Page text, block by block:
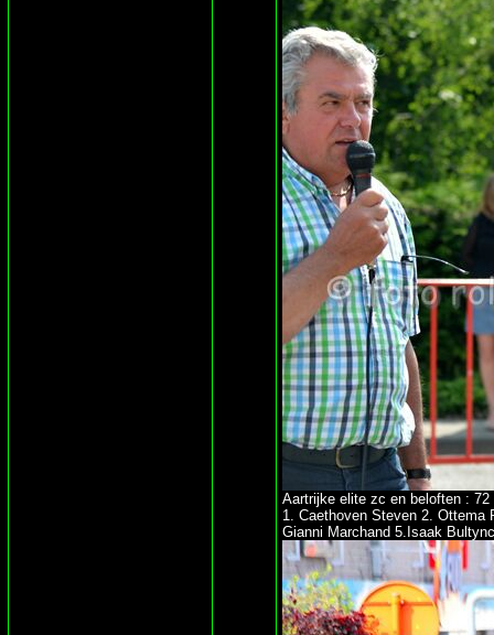
Aartrijke elite zc en beloften : 72
1. Caethoven Steven 2. Ottema
Gianni Marchand 5.Isaak